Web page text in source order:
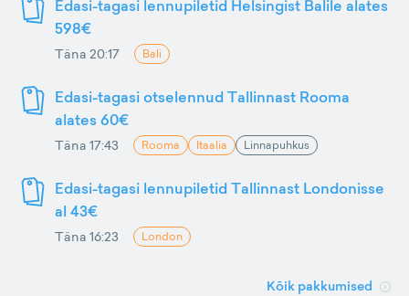
Edasi-tagasi lennupiletid Helsingist Balile alates
598€
Täna 20:17 Bali
Edasi-tagasi otselennud Tallinnast Rooma
alates 60€
Täna 17:43 Rooma Itaalia Linnapuhkus
Edasi-tagasi lennupiletid Tallinnast Londonisse
al 43€
Täna 16:23 London
Kõik pakkumised